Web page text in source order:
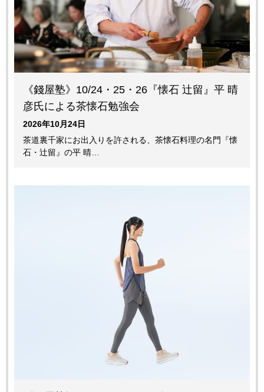
《錢屋塾》10/24・25・26『懐石 辻留』平 晴
彦氏による茶懐石勉強会
2026年10月24日
茶道裏千家にお出入りを許される、茶懐石料理の名門『懐
石・辻留』の平 晴…